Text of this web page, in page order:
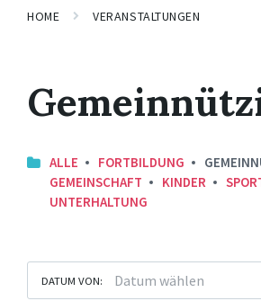
HOME VERANSTALTUNGEN
ALLE FORTBILDUNG
GEMEINSCHAFT
KINDER
UNTERHALTUNG
DATUM VON: